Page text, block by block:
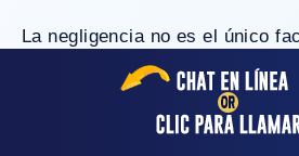
La negligencia no es el único
establecer la responsabilidad
lesiones. Dependiendo de las
las partes involucradas, otros